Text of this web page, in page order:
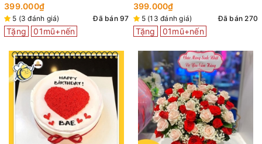
vẻ
399.000₫
5 (3 đánh giá) Đã bán 97
Tặng 01mũ+nến
399.000₫
5 (13 đánh giá) Đã bán 270
Tặng 01mũ+nến